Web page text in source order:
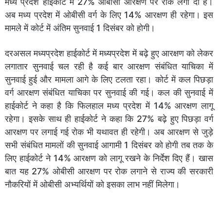
अब मध्य प्रदेश में ओबीसी वर्ग के लिए 14% आरक्षण ही रहेगा। इस
मामले में कोर्ट में अंतिम सुनवाई 1 दिसंबर को होगी।
दरअसल मध्यप्रदेश हाईकोर्ट में मध्यप्रदेश में बढ़े हुए आरक्षण को लेकर
लगातार सुनवाई चल रही है कई बार आरक्षण संबंधित याचिका में
सुनवाई हुई और मामला आगे के लिए टलता रहा। कोर्ट में कल पिछड़ा
वर्ग आरक्षण संबंधित याचिका पर सुनवाई की गई। कल की सुनवाई में
हाईकोर्ट ने कहा है कि फिलहाल मध्य प्रदेश में 14% आरक्षण लागू
रहेगा। इसके साथ ही हाईकोर्ट ने कहा कि 27% बढ़े हुए पिछड़ा वर्ग
आरक्षण पर लगाई गई रोक भी यथावत ही रहेगी। अब आरक्षण से जुड़े
सभी संबंधित मामलों की सुनवाई आगामी 1 दिसंबर को होगी तब तक के
लिए हाईकोर्ट ने 14% आरक्षण को लागू रखने के निर्देश दिए हैं। खास
बात यह 27% ओबीसी आरक्षण पर रोक लगाने से राज्य की सरकारी
नौकरियों में ओबीसी अभ्यर्थियों को इसका लाभ नहीं मिलेगा।